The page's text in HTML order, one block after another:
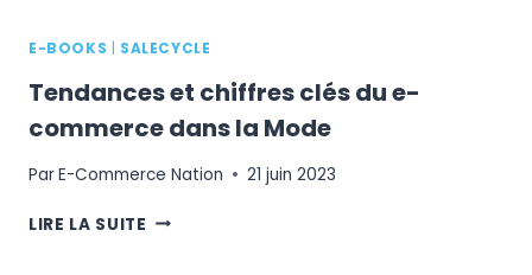
E-BOOKS SALECYCLE
Tendances et chiffres clés du e-
commerce dans la Mode
ParE-Commerce Nation 21 juin 2023
LIRE LA SUITE TENDANCES